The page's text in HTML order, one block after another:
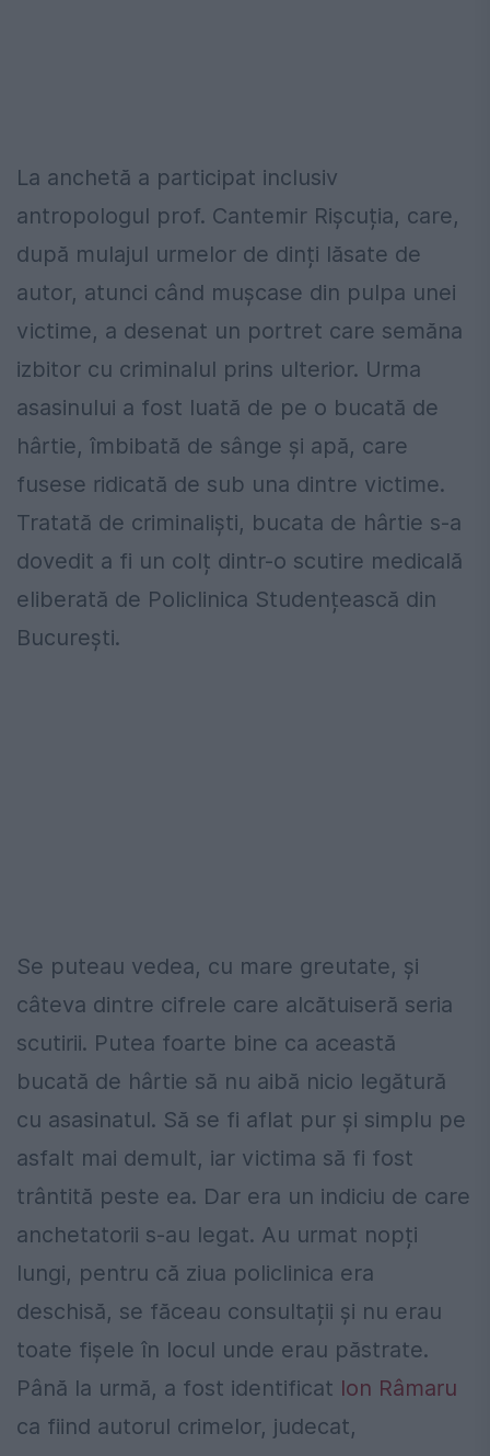
La anchetă a participat inclusiv
antropologul prof. Cantemir Rișcuția, care,
după mulajul urmelor de dinți lăsate de
autor, atunci când mușcase din pulpa unei
victime, a desenat un portret care semăna
izbitor cu criminalul prins ulterior. Urma
asasinului a fost luată de pe o bucată de
hârtie, îmbibată de sânge și apă, care
fusese ridicată de sub una dintre victime.
Tratată de criminaliști, bucata de hârtie s-a
dovedit a fi un colț dintr-o scutire medicală
eliberată de Policlinica Studențească din
București.
Se puteau vedea, cu mare greutate, și
câteva dintre cifrele care alcătuiseră seria
scutirii. Putea foarte bine ca această
bucată de hârtie să nu aibă nicio legătură
cu asasinatul. Să se fi aflat pur și simplu pe
asfalt mai demult, iar victima să fi fost
trântită peste ea. Dar era un indiciu de care
anchetatorii s-au legat. Au urmat nopți
lungi, pentru că ziua policlinica era
deschisă, se făceau consultații și nu erau
toate fișele în locul unde erau păstrate.
Până la urmă, a fost identificat Ion Râmaru
ca fiind autorul crimelor, judecat,